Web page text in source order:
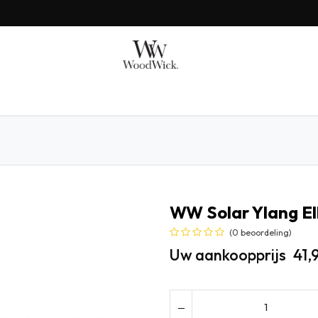
WW Solar Ylang
(0 beoordeling)
Uw aankoopprijs